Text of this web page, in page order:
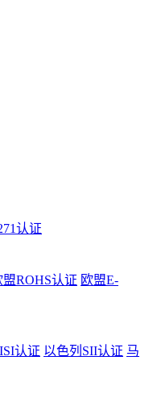
认证
盟ROHS认证 欧盟E-
认证 以色列SII认证 马